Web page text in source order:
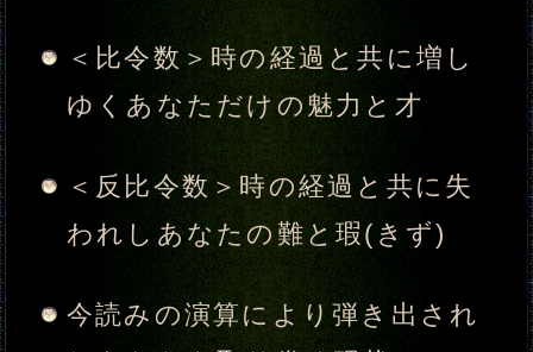
れを乗り越える術
＜比令数＞時の経過と共に増し
ゆくあの人だけの魅力と才
＜反比令数＞時の経過と共に失
われしあの人の難と瑕(きず)
縮まらない距離……あなた気持
ちはどれくらいあの人に届いて
いるのでしょうか？